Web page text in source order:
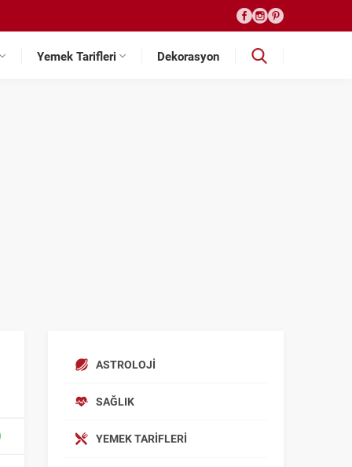
Yemek Tarifleri Dekorasyon
ASTROLOJI
SAĞLIK
YEMEK TARIFLERI